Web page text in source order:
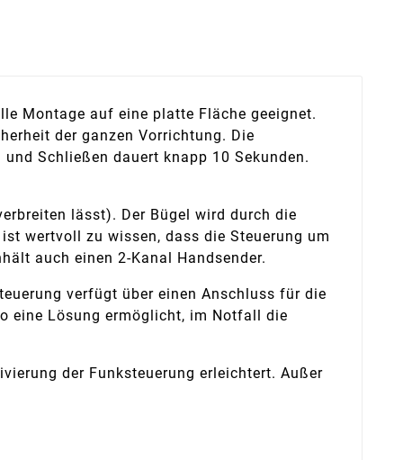
Montage auf eine platte Fläche geeignet.
der ganzen Vorrichtung. Die
Schließen dauert knapp 10 Sekunden.
lässt). Der Bügel wird durch die
wertvoll zu wissen, dass die Steuerung um
auch einen 2-Kanal Handsender.
verfügt über einen Anschluss für die
eine Lösung ermöglicht, im Notfall die
der Funksteuerung erleichtert. Außer